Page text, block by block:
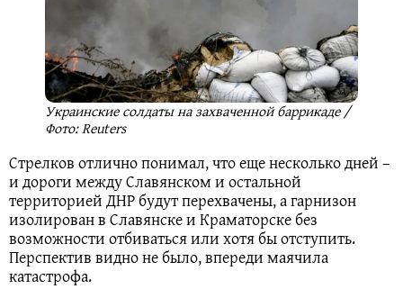
Украинские солдаты на захваченной баррикаде /
Фото: Reuters
Стрелков отлично понимал, что еще несколько дней –
и дороги между Славянском и остальной
территорией ДНР будут перехвачены, а гарнизон
изолирован в Славянске и Краматорске без
возможности отбиваться или хотя бы отступить.
Перспектив видно не было, впереди маячила
катастрофа.